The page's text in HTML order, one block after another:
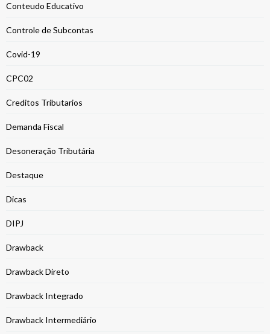
Conteudo Educativo
Controle de Subcontas
Covid-19
CPC02
Creditos Tributarios
Demanda Fiscal
Desoneração Tributária
Destaque
Dicas
DIPJ
Drawback
Drawback Direto
Drawback Integrado
Drawback Intermediário